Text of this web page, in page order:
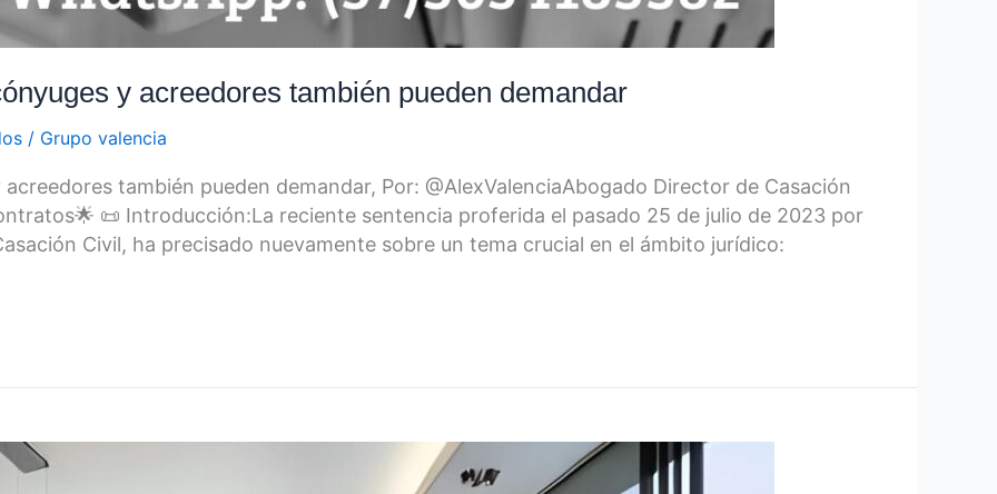
y acreedores también pueden demandar
/ Grupo valencia
también pueden demandar, Por: @AlexValenciaAbogado Director de Casación
📜 Introducción:La reciente sentencia proferida el pasado 25 de julio de 2023 por
Civil, ha precisado nuevamente sobre un tema crucial en el ámbito jurídico: